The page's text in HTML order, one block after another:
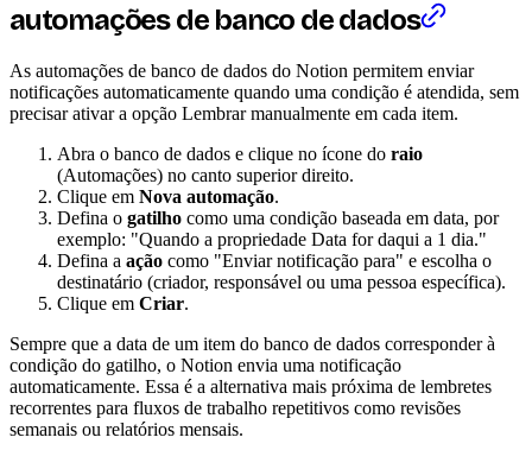
automações de banco de dados
As automações de banco de dados do Notion permitem enviar
notificações automaticamente quando uma condição é atendida, sem
precisar ativar a opção Lembrar manualmente em cada item.
Abra o banco de dados e clique no ícone do raio
(Automações) no canto superior direito.
Clique em Nova automação.
Defina o gatilho como uma condição baseada em data, por
exemplo: "Quando a propriedade Data for daqui a 1 dia."
Defina a ação como "Enviar notificação para" e escolha o
destinatário (criador, responsável ou uma pessoa específica).
Clique em Criar.
Sempre que a data de um item do banco de dados corresponder à
condição do gatilho, o Notion envia uma notificação
automaticamente. Essa é a alternativa mais próxima de lembretes
recorrentes para fluxos de trabalho repetitivos como revisões
semanais ou relatórios mensais.